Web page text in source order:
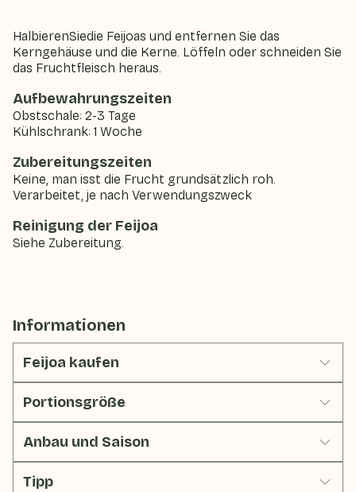
HalbierenSiedie Feijoas und entfernen Sie das
Kerngehäuse und die Kerne. Löffeln oder schneiden Sie
das Fruchtfleisch heraus.
Aufbewahrungszeiten
Obstschale: 2-3 Tage
Kühlschrank: 1 Woche
Zubereitungszeiten
Keine, man isst die Frucht grundsätzlich roh.
Verarbeitet, je nach Verwendungszweck
Reinigung der Feijoa
Siehe Zubereitung.
Informationen
Feijoa kaufen
Portionsgröße
Anbau und Saison
Tipp